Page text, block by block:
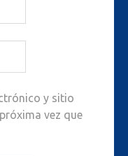
y sitio
vez que